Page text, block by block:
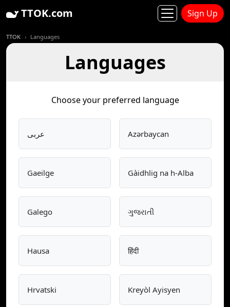
TTOK.com Sign Up
TTOK Languages
Languages
Choose your preferred language
عربى Azərbaycan
Gaeilge Gàidhlig na h-Alba
Galego ગુજરાતી
Hausa हिंदी
Hrvatski Kreyòl Ayisyen